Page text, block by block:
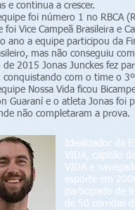
e continua a crescer.
foi número 1 no RBCA
foi Vice Campeã Brasileira e
ano a equipe participou da
mas não conseguiu
de 2015 Jonas Junckes fez
conquistando com o time o
Nossa Vida ficou
Guaraní e o atleta Jonas foi
não completaram a prova.
Idealizador da
VIDA, capitão
VIDA e
esporte em
participado de
de 50 corridas